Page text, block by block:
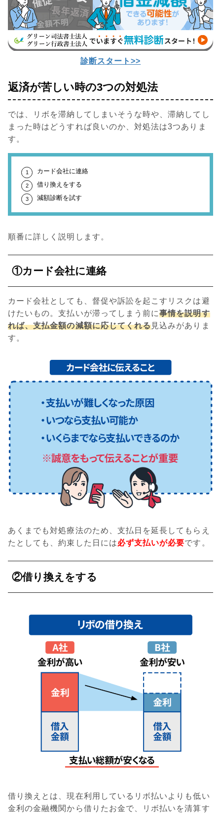
診断スタート>>
返済が苦しい時の3つの対処法
では、リボを滞納してしまいそうな時や、滞納してし
まった時はどうすれば良いのか、対処法は3つありま
す。
カード会社に連絡
借り換えをする
減額診断を試す
順番に詳しく説明します。
①カード会社に連絡
カード会社としても、督促や訴訟を起こすリスクは避
けたいもの。支払いが滞ってしまう前に事情を説明す
れば、支払金額の減額に応じてくれる見込みがありま
す。
あくまでも対処療法のため、支払日を延長してもらえ
たとしても、約束した日には必ず支払いが必要です。
②借り換えをする
借り換えとは、現在利用しているリボ払いよりも低い
金利の金融機関から借りたお金で、リボ払いを清算す